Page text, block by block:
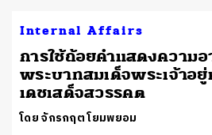
Internal Affairs
การใช้ถ้อยคำแสดงความ
พระบาทสมเด็จพระเจ้าอ
เดชเสด็จสวรรคต
โดย จักรกฤต โยมพยอม